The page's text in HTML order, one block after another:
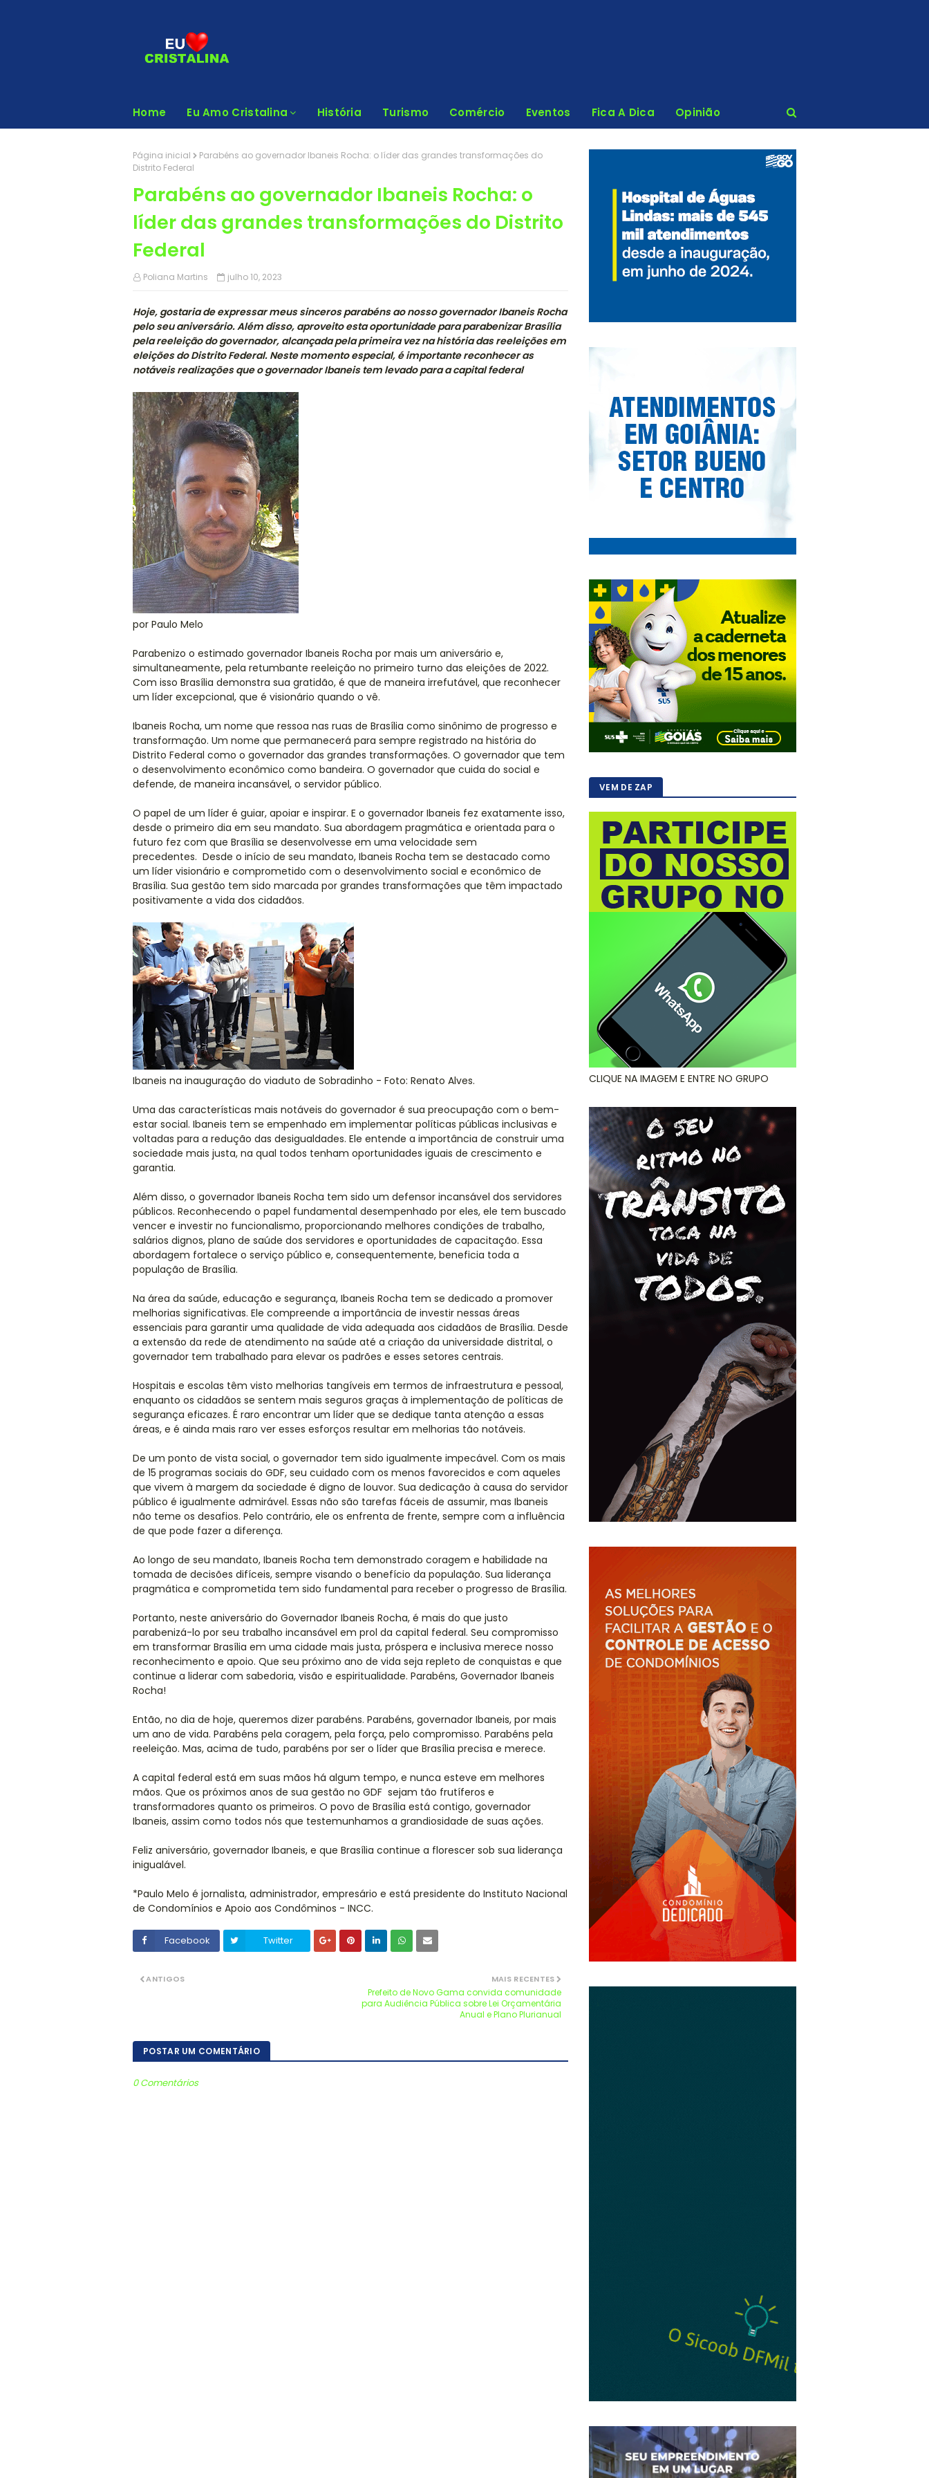
Home Eu Amo Cristalina História Turismo Comércio Eventos Fica A Dica Opinião
Página inicial
Parabéns ao governador Ibaneis Rocha: o líder das grandes transformações do
Distrito Federal
Parabéns ao governador Ibaneis Rocha: o
líder das grandes transformações do Distrito
Federal
Poliana Martins julho 10, 2023
Hoje, gostaria de expressar meus sinceros parabéns ao nosso governador Ibaneis Rocha
pelo seu aniversário. Além disso, aproveito esta oportunidade para parabenizar Brasília
pela reeleição do governador, alcançada pela primeira vez na história das reeleições em
eleições do Distrito Federal. Neste momento especial, é importante reconhecer as
notáveis realizações que o governador Ibaneis tem levado para a capital federal
por Paulo Melo
Parabenizo o estimado governador Ibaneis Rocha por mais um aniversário e,
simultaneamente, pela retumbante reeleição no primeiro turno das eleições de 2022.
Com isso Brasília demonstra sua gratidão, é que de maneira irrefutável, que reconhecer
um líder excepcional, que é visionário quando o vê.
Ibaneis Rocha, um nome que ressoa nas ruas de Brasília como sinônimo de progresso e
transformação. Um nome que permanecerá para sempre registrado na história do
Distrito Federal como o governador das grandes transformações. O governador que tem
o desenvolvimento econômico como bandeira. O governador que cuida do social e
defende, de maneira incansável, o servidor público.
O papel de um líder é guiar, apoiar e inspirar. E o governador Ibaneis fez exatamente isso,
desde o primeiro dia em seu mandato. Sua abordagem pragmática e orientada para o
futuro fez com que Brasília se desenvolvesse em uma velocidade sem
precedentes. Desde o início de seu mandato, Ibaneis Rocha tem se destacado como
um líder visionário e comprometido com o desenvolvimento social e econômico de
Brasília. Sua gestão tem sido marcada por grandes transformações que têm impactado
positivamente a vida dos cidadãos.
Ibaneis na inauguração do viaduto de Sobradinho - Foto: Renato Alves.
Uma das características mais notáveis do governador é sua preocupação com o bem-
estar social. Ibaneis tem se empenhado em implementar políticas públicas inclusivas e
voltadas para a redução das desigualdades. Ele entende a importância de construir uma
sociedade mais justa, na qual todos tenham oportunidades iguais de crescimento e
garantia.
Além disso, o governador Ibaneis Rocha tem sido um defensor incansável dos servidores
públicos. Reconhecendo o papel fundamental desempenhado por eles, ele tem buscado
vencer e investir no funcionalismo, proporcionando melhores condições de trabalho,
salários dignos, plano de saúde dos servidores e oportunidades de capacitação. Essa
abordagem fortalece o serviço público e, consequentemente, beneficia toda a
população de Brasília.
Na área da saúde, educação e segurança, Ibaneis Rocha tem se dedicado a promover
melhorias significativas. Ele compreende a importância de investir nessas áreas
essenciais para garantir uma qualidade de vida adequada aos cidadãos de Brasília. Desde
a extensão da rede de atendimento na saúde até a criação da universidade distrital, o
governador tem trabalhado para elevar os padrões e esses setores centrais.
Hospitais e escolas têm visto melhorias tangíveis em termos de infraestrutura e pessoal,
enquanto os cidadãos se sentem mais seguros graças à implementação de políticas de
segurança eficazes. É raro encontrar um líder que se dedique tanta atenção a essas
áreas, e é ainda mais raro ver esses esforços resultar em melhorias tão notáveis.
De um ponto de vista social, o governador tem sido igualmente impecável. Com os mais
de 15 programas sociais do GDF, seu cuidado com os menos favorecidos e com aqueles
que vivem à margem da sociedade é digno de louvor. Sua dedicação à causa do servidor
público é igualmente admirável. Essas não são tarefas fáceis de assumir, mas Ibaneis
não teme os desafios. Pelo contrário, ele os enfrenta de frente, sempre com a influência
de que pode fazer a diferença.
Ao longo de seu mandato, Ibaneis Rocha tem demonstrado coragem e habilidade na
tomada de decisões difíceis, sempre visando o benefício da população. Sua liderança
pragmática e comprometida tem sido fundamental para receber o progresso de Brasília.
Portanto, neste aniversário do Governador Ibaneis Rocha, é mais do que justo
parabenizá-lo por seu trabalho incansável em prol da capital federal. Seu compromisso
em transformar Brasília em uma cidade mais justa, próspera e inclusiva merece nosso
reconhecimento e apoio. Que seu próximo ano de vida seja repleto de conquistas e que
continue a liderar com sabedoria, visão e espiritualidade. Parabéns, Governador Ibaneis
Rocha!
Então, no dia de hoje, queremos dizer parabéns. Parabéns, governador Ibaneis, por mais
um ano de vida. Parabéns pela coragem, pela força, pelo compromisso. Parabéns pela
reeleição. Mas, acima de tudo, parabéns por ser o líder que Brasília precisa e merece.
A capital federal está em suas mãos há algum tempo, e nunca esteve em melhores
mãos. Que os próximos anos de sua gestão no GDF sejam tão frutíferos e
transformadores quanto os primeiros. O povo de Brasília está contigo, governador
Ibaneis, assim como todos nós que testemunhamos a grandiosidade de suas ações.
Feliz aniversário, governador Ibaneis, e que Brasília continue a florescer sob sua liderança
inigualável.
*Paulo Melo é jornalista, administrador, empresário e está presidente do Instituto Nacional
de Condomínios e Apoio aos Condôminos - INCC.
Facebook Twitter
MAIS RECENTES
Prefeito de Novo Gama convida comunidade
para Audiência Pública sobre Lei Orçamentária
Anual e Plano Plurianual
ANTIGOS
POSTAR UM COMENTÁRIO
0 Comentários
VEM DE ZAP
CLIQUE NA IMAGEM E ENTRE NO GRUPO